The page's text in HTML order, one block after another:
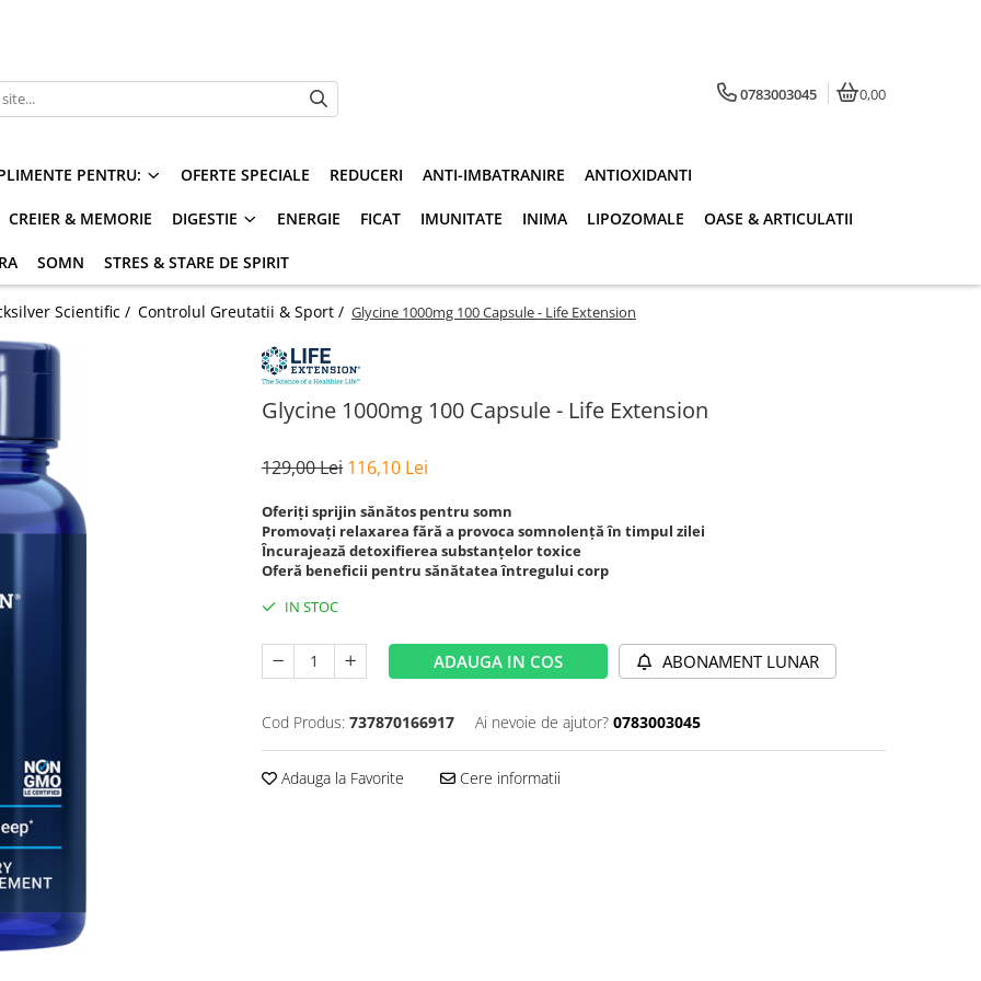
0783003045 0,00
PENTRU: OFERTE SPECIALE REDUCERI ANTI-IMBATRANIRE ANTIOXIDANTI
CREIER & MEMORIE DIGESTIE ENERGIE FICAT IMUNITATE INIMA LIPOZOMALE OASE & ARTICULATII
SOMN STRES & STARE DE SPIRIT
Scientific / Controlul Greutatii & Sport / Glycine 1000mg 100 Capsule - Life Extension
Glycine 1000mg 100 Capsule - Life Extension
129,00 Lei 116,10 Lei
Oferiți sprijin sănătos pentru somn
Promovați relaxarea fără a provoca somnolență în timpul zilei
Încurajează detoxifierea substanțelor toxice
Oferă beneficii pentru sănătatea întregului corp
IN STOC
ADAUGA IN COS ABONAMENT LUNAR
Cod Produs: 737870166917 Ai nevoie de ajutor? 0783003045
Adauga la Favorite Cere informatii